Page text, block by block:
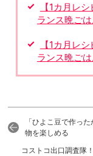
【1カ月レ
ランス晩ご
【1カ月レ
ランス晩ご
「ひよこ豆で作っ
物を楽しめる
コストコ出口調査隊